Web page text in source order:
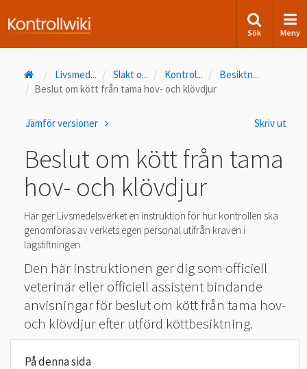
Sök Meny
Livsmed... Slakt o... Kontrol... Besiktn...
Beslut om kött från tama hov- och klövdjur
Skriv ut
Jämför versioner
Beslut om kött från tama
hov- och klövdjur
Här ger Livsmedelsverket en instruktion för hur kontrollen ska
genomföras av verkets egen personal utifrån kraven i
lagstiftningen.
Den här instruktionen ger dig som officiell
veterinär eller officiell assistent bindande
anvisningar för beslut om kött från tama hov-
och klövdjur efter utförd köttbesiktning.